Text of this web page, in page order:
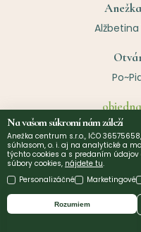
Alžbetina
Na vašom súkromí nám záleží
Anežka centrum s.r.o., IČO
súhlasom, o. i. aj na analytické a
týchto cookies a s predaním
súbory cookies, nájdete tu.
Personalizáčné
Marketingové
Rozumiem